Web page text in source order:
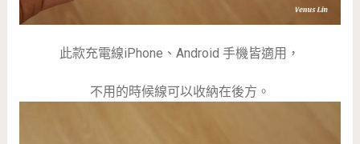
此款充電線iPhone、Android 手機皆適用，
不用的時候線可以收納在後方。